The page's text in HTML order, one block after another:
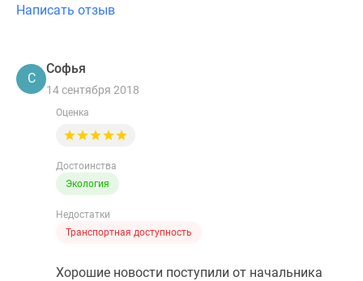
Написать отзыв
С
Софья
14 сентября 2018
Оценка
Достоинства
Экология
Недостатки
Транспортная доступность
Хорошие новости поступили от начальника